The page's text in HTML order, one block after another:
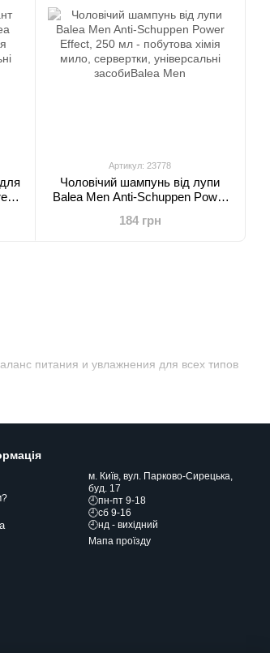
питания и увлажнения для всех типов
Артикул: 23778
Чоловічий шампунь від лупи
Balea Men Anti-Schuppen Power
184 грн
м. Київ, вул. Парково-Сирецька,
буд. 17
🕘пн-пт 9-18
🕘сб 9-16
🕘нд - вихідний
Мапа проїзду